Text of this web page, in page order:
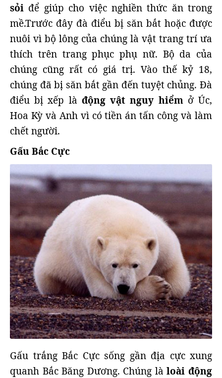
sỏi để giúp cho việc nghiền thức ăn trong
mề.Trước đây đà điểu bị săn bắt hoặc được
nuôi vì bộ lông của chúng là vật trang trí ưa
thích trên trang phục phụ nữ. Bộ da của
chúng cũng rất có giá trị. Vào thế kỷ 18,
chúng đã bị săn bắt gần đến tuyệt chủng. Đà
điểu bị xếp là động vật nguy hiểmở Úc,
Hoa Kỳ và Anh vì có tiền án tấn công và làm
chết người.
Gấu Bắc Cực
Gấu trắng Bắc Cực sống gần địa cực xung
quanh Bắc Băng Dương. Chúng làloài động